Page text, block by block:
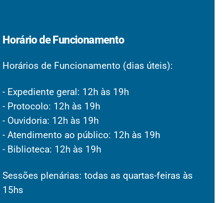
Horário de Funcionamento
Horários de Funcionamento (dias úteis):
- Expediente geral: 12h às 19h
- Protocolo: 12h às 19h
- Ouvidoria: 12h às 19h
- Atendimento ao público: 12h às 19h
- Biblioteca: 12h às 19h
Sessões plenárias: todas as quartas-feiras às
15hs